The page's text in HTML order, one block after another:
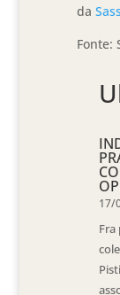
da
Fonte:
17/
Fra